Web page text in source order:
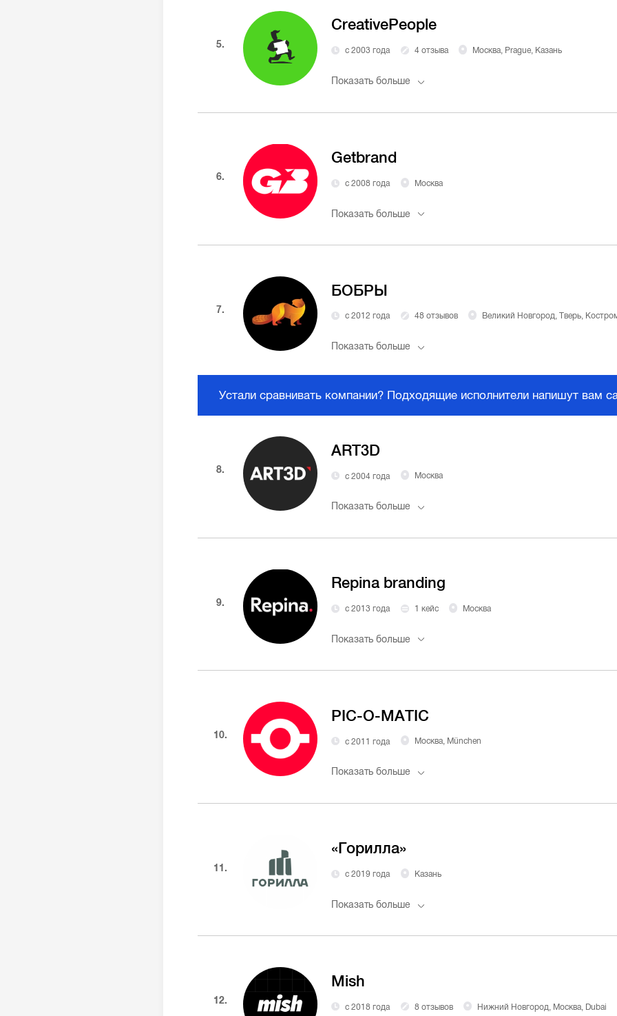
5.
CreativePeople
с 2003 года 4 отзыва Москва, Prague, Казань
Показать больше
6.
Getbrand
с 2008 года Москва
Показать больше
7.
БОБРЫ
с 2012 года 48 отзывов Великий Новгород, Тверь, Кострома, Санкт-
Показать больше
Устали сравнивать компании? Подходящие исполнители напишут вам
8.
ART3D
с 2004 года Москва
Показать больше
9.
Repina branding
с 2013 года 1 кейс Москва
Показать больше
10.
PIC-O-MATIC
с 2011 года Москва, München
Показать больше
11.
«Горилла»
с 2019 года Казань
Показать больше
12.
Mish
с 2018 года 8 отзывов Нижний Новгород, Москва, Dubai